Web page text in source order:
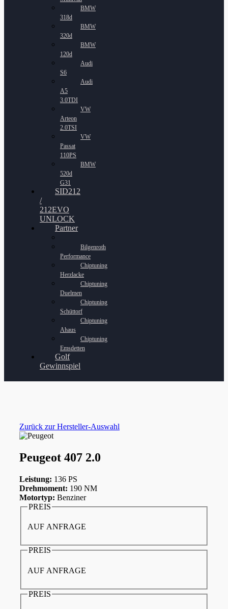
BMW
318d
BMW
320d
BMW
120d
Audi
S6
Audi
A5
3.0TDI
VW
Arteon
2.0TSI
VW
Passat
110PS
BMW
520d
G31
SID212
/
212EVO
UNLOCK
Partner
Bilgenroth
Performance
Chiptuning
Herzlacke
Chiptuning
Duelmen
Chiptuning
Schüttorf
Chiptuning
Ahaus
Chiptuning
Emsdetten
Golf
Gewinnspiel
Zurück zur Hersteller-Auswahl
Peugeot 407 2.0
Leistung: 136 PS
Drehmoment: 190 NM
Motortyp: Benziner
PREIS
AUF ANFRAGE
PREIS
AUF ANFRAGE
PREIS